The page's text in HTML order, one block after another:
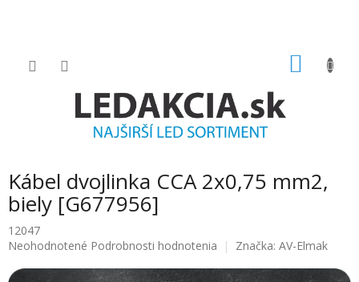
Kábel dvojlinka CCA 2x0,75 mm2,
biely [G677956]
12047
Priemerné
produktu
Neohodnotené Podrobnosti hodnotenia Značka: AV-Elmak